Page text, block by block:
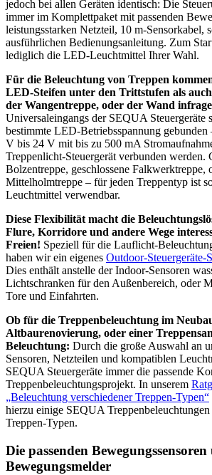
jedoch bei allen Geräten identisch: Die
immer im Komplettpaket mit passenden
leistungsstarken Netzteil, 10 m-Sensorkabel,
ausführlichen Bedienungsanleitung. Zum
lediglich die LED-Leuchtmittel Ihrer Wahl.
Für die Beleuchtung von Treppen
LED-Steifen unter den Trittstufen als
der Wangentreppe, oder der Wand
Universaleingangs der SEQUA Steuergeräte
bestimmte LED-Betriebsspannung
V bis 24 V mit bis zu 500 mA
Treppenlicht-Steuergerät verbunden werden.
Bolzentreppe, geschlossene Falkwerktreppe,
Mittelholmtreppe – für jeden Treppentyp ist
Leuchtmittel verwendbar.
Diese Flexibilität macht die
Flure, Korridore und andere Wege
Freien! Speziell für die Lauflicht-
haben wir ein eigenes Outdoor-Steuergeräte-
Dies enthält anstelle der Indoor-Sensoren
Lichtschranken für den Außenbereich, oder
Tore und Einfahrten.
Ob für die Treppenbeleuchtung im
Altbaurenovierung, oder einer
Beleuchtung: Durch die große Auswahl an
Sensoren, Netzteilen und kompatiblen
SEQUA Steuergeräte immer die passende
Treppenbeleuchtungsprojekt. In unserem
„Beleuchtung verschiedener Treppen-Typen“
hierzu einige SEQUA Treppenbeleuchtungen
Treppen-Typen.
Die passenden Bewegungssensoren
Bewegungsmelder